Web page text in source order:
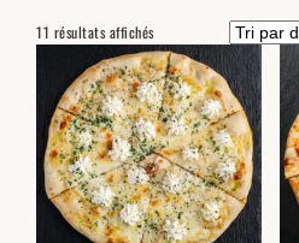
11 résultats affichés